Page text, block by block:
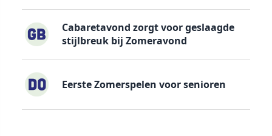
Cabaretavond zorgt voor geslaagde
stijlbreuk bij Zomeravond
Eerste Zomerspelen voor senioren